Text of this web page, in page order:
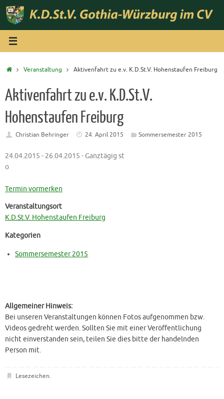
Zum
Inhalt
springen
StartVeranstaltung Aktivenfahrt zu e.v. K.D.St.V. Hohenstaufen Freiburg
Aktivenfahrt zu e.v. K.D.St.V.
Hohenstaufen Freiburg
Christian Behringer 24. April 2015 Sommersemester 2015
24.04.2015 - 26.04.2015 - Ganztägig st
o
Termin vormerken
Veranstaltungsort
K.D.St.V. Hohenstaufen Freiburg
Kategorien
Sommersemester 2015
Allgemeiner Hinweis:
Bei unseren Veranstaltungen können Fotos aufgenommen bzw.
Videos gedreht werden. Sollten Sie mit einer Veröffentlichung
nicht einverstanden sein, teilen Sie dies bitte der handelnden
Person mit.
Lesezeichen.